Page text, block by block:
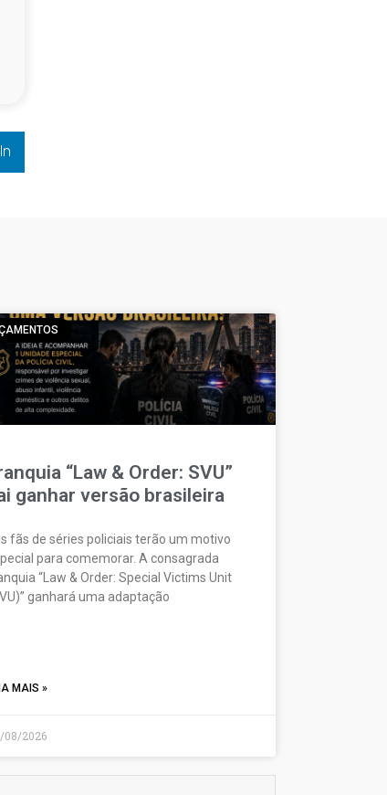
“Law & Order: SVU”
ganhar versão brasileira
fãs de séries policiais terão um motivo
para comemorar. A consagrada
“Law & Order: Special Victims Unit
ganhará uma adaptação
MAIS »
08/2026